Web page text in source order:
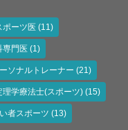
ポーツ医 (11)
専門医 (1)
ソナルトレーナー (21)
理学療法士(スポーツ) (15)
者スポーツ (13)